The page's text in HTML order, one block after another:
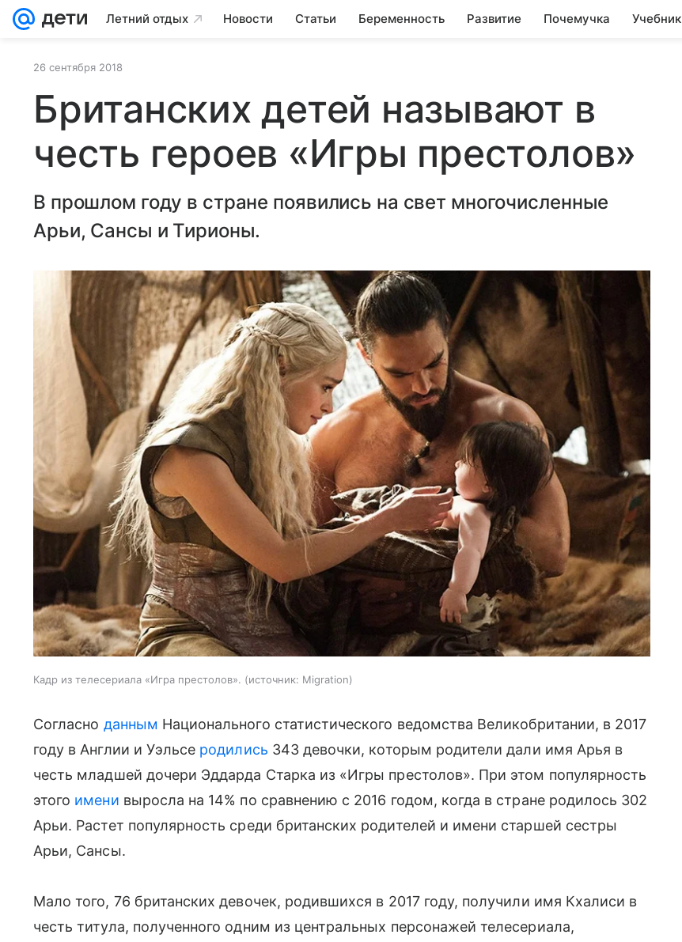
Летний отдых Новости Статьи Беременность Развитие Почемучка Учебник
26 сентября 2018
Британских детей называют в
честь героев «Игры престолов»
В прошлом году в стране появились на свет многочисленные
Арьи, Сансы и Тирионы.
Кадр из телесериала «Игра престолов». источник: Migration
Согласно данным Национального статистического ведомства Великобритании, в 2017
году в Англии и Уэльсе родились 343 девочки, которым родители дали имя Арья в
честь младшей дочери Эддарда Старка из «Игры престолов». При этом популярность
этого имени выросла на 14% по сравнению с 2016 годом, когда в стране родилось 302
Арьи. Растет популярность среди британских родителей и имени старшей сестры
Арьи, Сансы.
Мало того, 76 британских девочек, родившихся в 2017 году, получили имя Кхалиси в
честь титула, полученного одним из центральных персонажей телесериала,